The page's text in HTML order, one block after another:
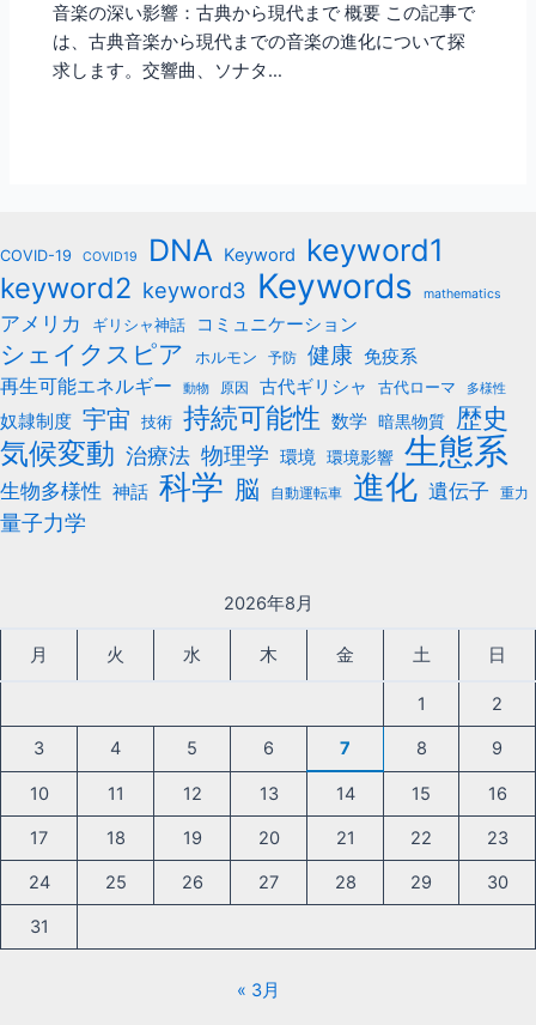
音楽の深い影響：古典から現代まで 概要 この記事で
は、古典音楽から現代までの音楽の進化について探
求します。交響曲、ソナタ…
COVID-19 COVID19 DNA Keyword keyword1
keyword2 keyword3 Keywords mathematics
アメリカ ギリシャ神話 コミュニケーション
シェイクスピア ホルモン 予防 健康 免疫系
再生可能エネルギー
動物 原因 古代ギリシャ 古代ローマ 多様性
奴隷制度 宇宙 技術 持続可能性 数学 暗黒物質 歴史
気候変動 治療法 物理学 環境 環境影響 生態系
生物多様性 神話 科学 脳 自動運転車 進化 遺伝子 重力
量子力学
2026年8月
月 火 水 木 金 土 日
1 2
3 4 5 6 7 8 9
10 11 12 13 14 15 16
17 18 19 20 21 22 23
24 25 26 27 28 29 30
31
« 3月